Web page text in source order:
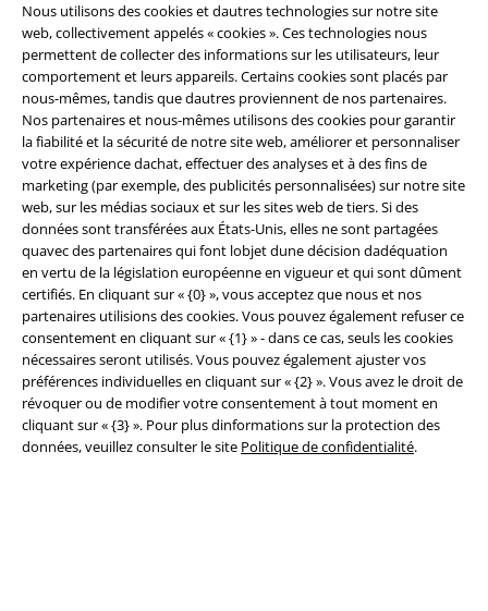
Nous utilisons des cookies et dautres technologies sur notre site
web, collectivement appelés « cookies ». Ces technologies nous
permettent de collecter des informations sur les utilisateurs, leur
comportement et leurs appareils. Certains cookies sont placés par
nous-mêmes, tandis que dautres proviennent de nos partenaires.
Nos partenaires et nous-mêmes utilisons des cookies pour garantir
la fiabilité et la sécurité de notre site web, améliorer et personnaliser
votre expérience dachat, effectuer des analyses et à des fins de
marketing (par exemple, des publicités personnalisées) sur notre site
web, sur les médias sociaux et sur les sites web de tiers. Si des
données sont transférées aux États-Unis, elles ne sont partagées
quavec des partenaires qui font lobjet dune décision dadéquation
en vertu de la législation européenne en vigueur et qui sont dûment
certifiés. En cliquant sur « {0} », vous acceptez que nous et nos
partenaires utilisions des cookies. Vous pouvez également refuser ce
consentement en cliquant sur « {1} » - dans ce cas, seuls les cookies
nécessaires seront utilisés. Vous pouvez également ajuster vos
préférences individuelles en cliquant sur « {2} ». Vous avez le droit de
révoquer ou de modifier votre consentement à tout moment en
cliquant sur « {3} ». Pour plus dinformations sur la protection des
données, veuillez consulter le site Politique de confidentialité.
Légal
Conditions générales
Éditeur
Clauses de confidentialité
Élimination des déchets et protection de l'environnement
Déclaration de Conformité